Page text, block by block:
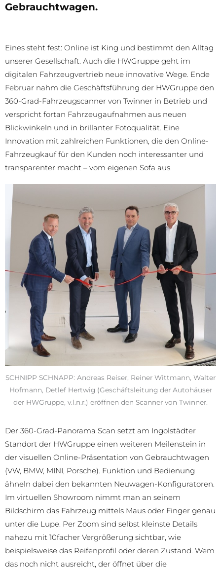
Gebrauchtwagen.
Eines steht fest: Online ist King und bestimmt den Alltag
unserer Gesellschaft. Auch die HWGruppe geht im
digitalen Fahrzeugvertrieb neue innovative Wege. Ende
Februar nahm die Geschäftsführung der HWGruppe den
360-Grad-Fahrzeugscanner von Twinner in Betrieb und
verspricht fortan Fahrzeugaufnahmen aus neuen
Blickwinkeln und in brillanter Fotoqualität. Eine
Innovation mit zahlreichen Funktionen, die den Online-
Fahrzeugkauf für den Kunden noch interessanter und
transparenter macht – vom eigenen Sofa aus.
SCHNIPP SCHNAPP: Andreas Reiser, Reiner Wittmann, Walter
Hofmann, Detlef Hertwig (Geschäftsleitung der Autohäuser
der HWGruppe, v.l.n.r.) eröffnen den Scanner von Twinner.
Der 360-Grad-Panorama Scan setzt am Ingolstädter
Standort der HWGruppe einen weiteren Meilenstein in
der visuellen Online-Präsentation von Gebrauchtwagen
(VW, BMW, MINI, Porsche). Funktion und Bedienung
ähneln dabei den bekannten Neuwagen-Konfiguratoren.
Im virtuellen Showroom nimmt man an seinem
Bildschirm das Fahrzeug mittels Maus oder Finger genau
unter die Lupe. Per Zoom sind selbst kleinste Details
nahezu mit 10facher Vergrößerung sichtbar, wie
beispielsweise das Reifenprofil oder deren Zustand. Wem
das noch nicht ausreicht, der öffnet über die